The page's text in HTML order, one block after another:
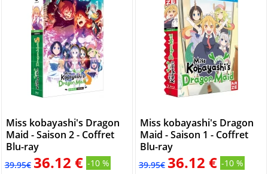
Miss kobayashi's Dragon
Maid - Saison 2 - Coffret
Blu-ray
39.95€ 36.12 € -10 %
Miss kobayashi's Dragon
Maid - Saison 1 - Coffret
Blu-ray
39.95€ 36.12 € -10 %